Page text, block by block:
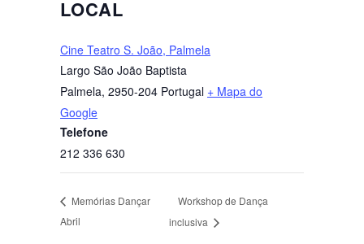
LOCAL
Cine Teatro S. João, Palmela
Largo São João Baptista
Palmela, 2950-204 Portugal + Mapa do
Google
Telefone
212 336 630
Memórias Dançar
Abril
Workshop de Dança
inclusiva